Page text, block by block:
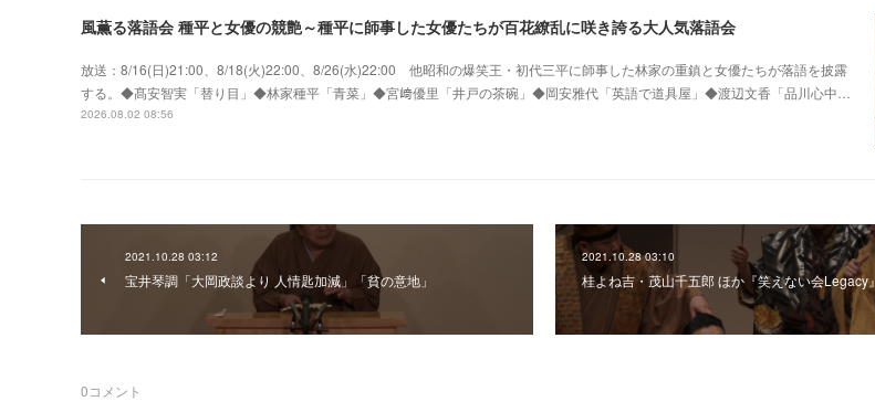
風薫る落語会 種平と女優の競艶～種平に師事した女優たちが百花繚乱に咲き誇る大人気落語会
放送：8/16(日)21:00、8/18(火)22:00、8/26(水)22:00 他昭和の爆笑王・初代三平に師事した林家の重鎮と女優たちが落語を披露
する。◆髙安智実「替り目」◆林家種平「青菜」◆宮﨑優里「井戸の茶碗」◆岡安雅代「英語で道具屋」◆渡辺文香「品川心中…
2026.08.02 08:56
2021.10.28 03:12
宝井琴調「大岡政談より 人情匙加減」「貧の意地」
2021.10.28 03:10
桂よね吉・茂山千五郎 ほか『笑えない会Legacy』
0コメント